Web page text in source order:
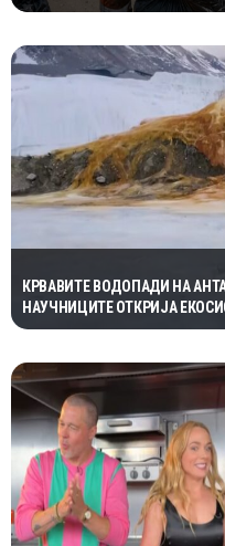
КРВАВИТЕ ВОДОПАДИ НА
НАУЧНИЦИТЕ ОТКРИЈА
МИЛИОНИ ГОДИНИ